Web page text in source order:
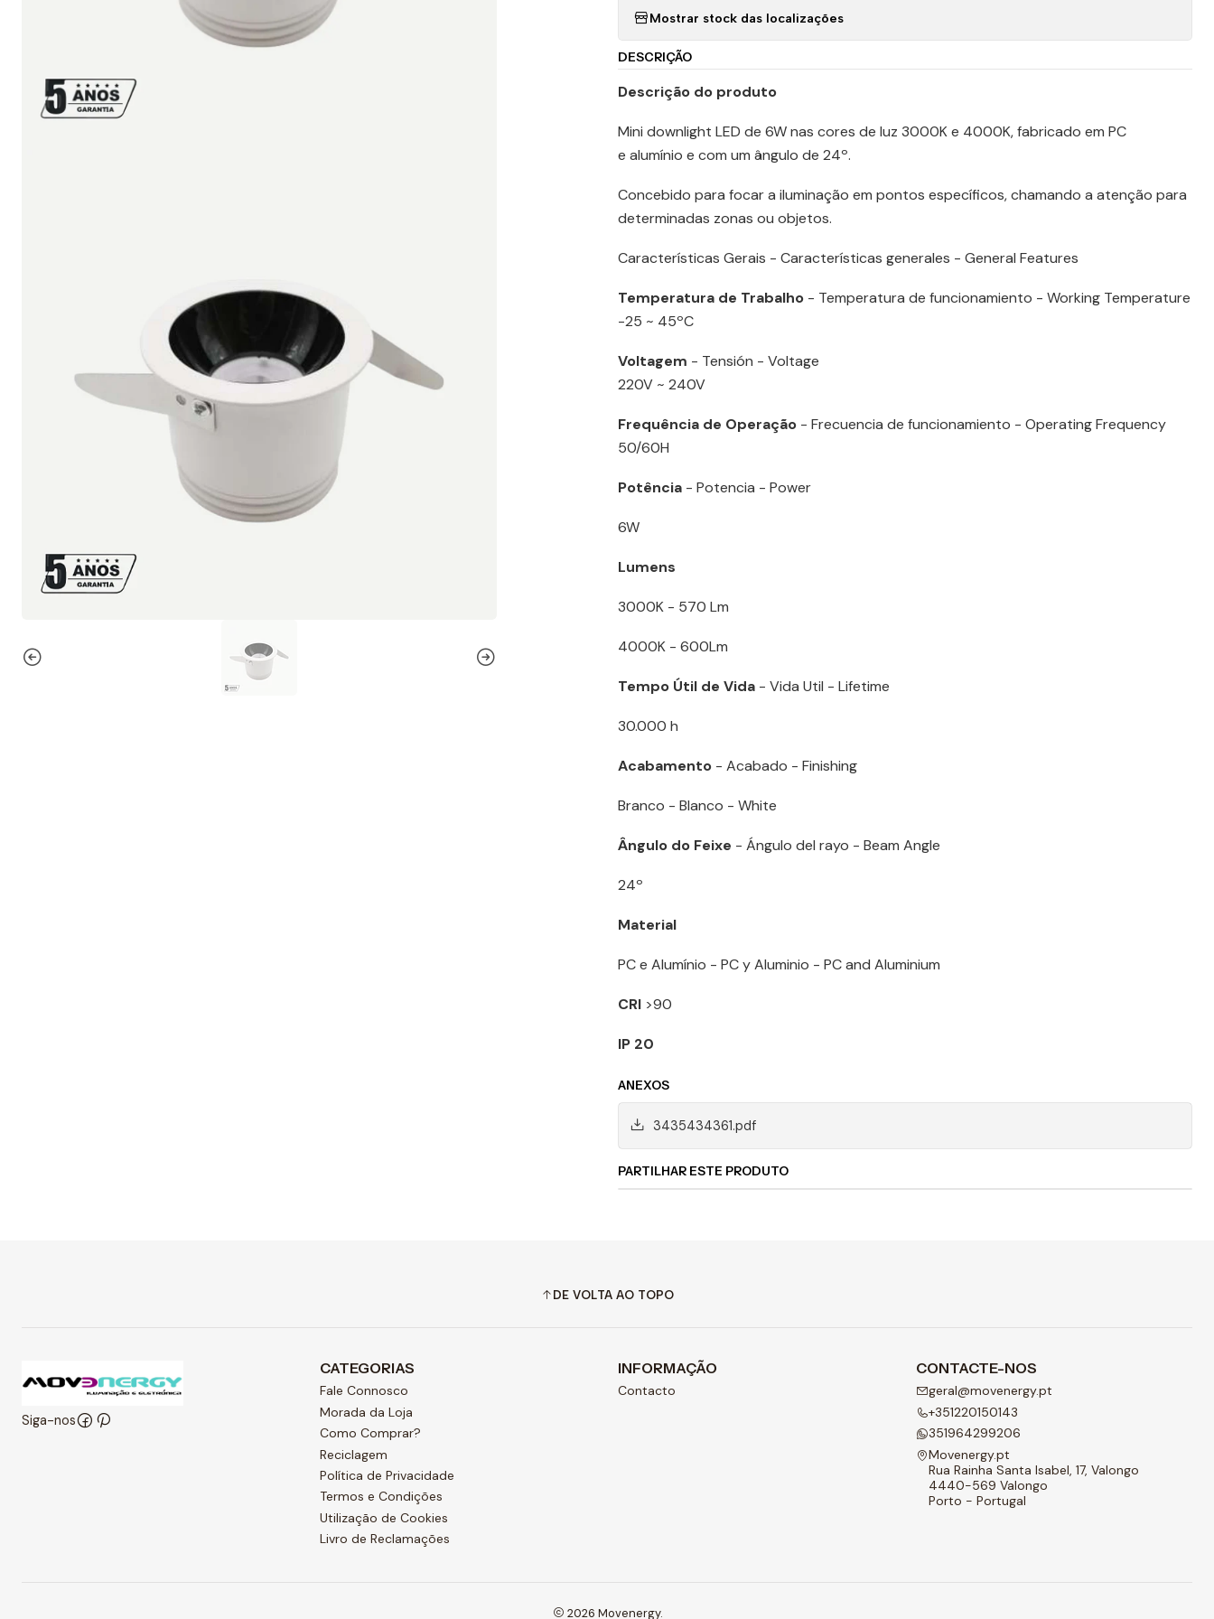
Mostrar stock das localizações
DESCRIÇÃO
Descrição do produto
Mini downlight LED de 6W nas cores de luz 3000K e 4000K, fabricado em PC
e alumínio e com um ângulo de 24º.
Concebido para focar a iluminação em pontos específicos, chamando a atenção para
determinadas zonas ou objetos.
Características Gerais - Características generales - General Features
Temperatura de Trabalho - Temperatura de funcionamiento - Working Temperature
-25 ~ 45ºC
Voltagem - Tensión - Voltage
220V ~ 240V
Frequência de Operação - Frecuencia de funcionamiento - Operating Frequency
50/60H
Potência - Potencia - Power
6W
Lumens
3000K - 570 Lm
4000K - 600Lm
Tempo Útil de Vida - Vida Util - Lifetime
30.000 h
Acabamento - Acabado - Finishing
Branco - Blanco - White
Ângulo do Feixe - Ángulo del rayo - Beam Angle
24º
Material
PC e Alumínio - PC y Aluminio - PC and Aluminium
CRI >90
IP 20
ANEXOS
3435434361.pdf
PARTILHAR ESTE PRODUTO
DE VOLTA AO TOPO
Siga-nos
CATEGORIAS
Fale Connosco
Morada da Loja
Como Comprar?
Reciclagem
Política de Privacidade
Termos e Condições
Utilização de Cookies
Livro de Reclamações
INFORMAÇÃO
Contacto
CONTACTE-NOS
geral@movenergy.pt
+351220150143
351964299206
Movenergy.pt
Rua Rainha Santa Isabel, 17, Valongo
4440-569 Valongo
Porto - Portugal
2026 Movenergy.